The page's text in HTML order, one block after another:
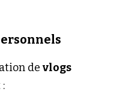
de vlogs